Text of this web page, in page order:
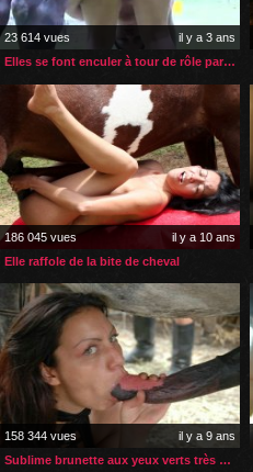
23 614 vues
il y a 3 ans
Elles se font enculer à tour de rôle par le cheval du voisin
186 045 vues
il y a 10 ans
Elle raffole de la bite de cheval
158 344 vues
il y a 9 ans
Sublime brunette aux yeux verts très zoophile